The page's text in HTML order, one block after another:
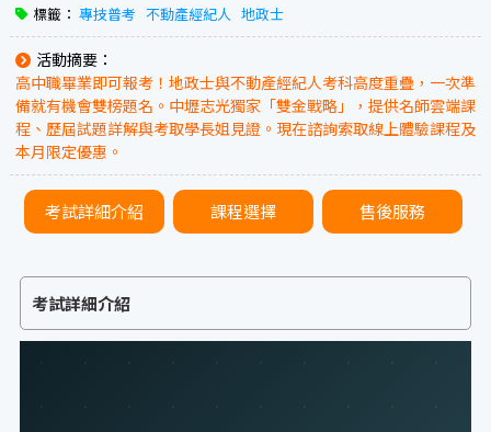
標籤： 專技普考 不動產經紀人 地政士
活動摘要：
高中職畢業即可報考！地政士與不動產經紀人考科高度重疊，一次準
備就有機會雙榜題名。中壢志光獨家「雙金戰略」，提供名師雲端課
程、歷屆試題詳解與考取學長姐見證。現在諮詢索取線上體驗課程及
本月限定優惠。
考試詳細介紹 課程選擇 售後服務
考試詳細介紹